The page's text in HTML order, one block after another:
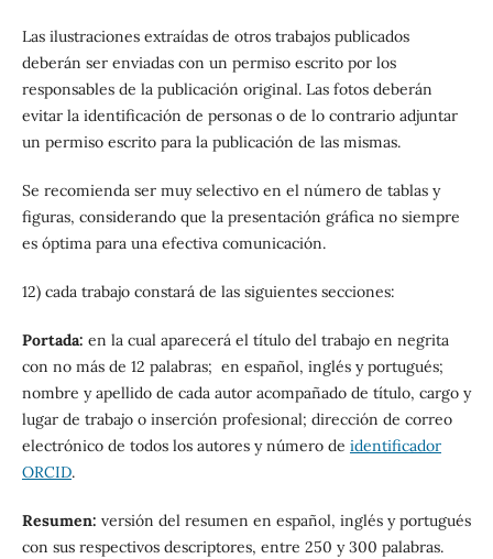
Las ilustraciones extraídas de otros trabajos publicados
deberán ser enviadas con un permiso escrito por los
responsables de la publicación original. Las fotos deberán
evitar la identificación de personas o de lo contrario adjuntar
un permiso escrito para la publicación de las mismas.
Se recomienda ser muy selectivo en el número de tablas y
figuras, considerando que la presentación gráfica no siempre
es óptima para una efectiva comunicación.
12) cada trabajo constará de las siguientes secciones:
Portada: en la cual aparecerá el título del trabajo en negrita
con no más de 12 palabras; en español, inglés y portugués;
nombre y apellido de cada autor acompañado de título, cargo y
lugar de trabajo o inserción profesional; dirección de correo
electrónico de todos los autores y número de identificador
ORCID.
Resumen: versión del resumen en español, inglés y portugués
con sus respectivos descriptores, entre 250 y 300 palabras.